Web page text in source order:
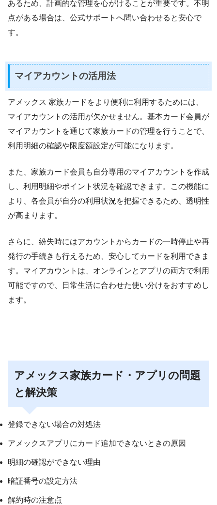
あるため、計画的な管理を心がけることが重要です。不明
点がある場合は、公式サポートへ問い合わせると安心で
す。
マイアカウントの活用法
アメックス 家族カードをより便利に利用するためには、
マイアカウントの活用が欠かせません。基本カード会員が
マイアカウントを通じて家族カードの管理を行うことで、
利用明細の確認や限度額設定が可能になります。
また、家族カード会員も自分専用のマイアカウントを作成
し、利用明細やポイント状況を確認できます。この機能に
より、各会員が自分の利用状況を把握できるため、透明性
が高まります。
さらに、紛失時にはアカウントからカードの一時停止や再
発行の手続きも行えるため、安心してカードを利用できま
す。マイアカウントは、オンラインとアプリの両方で利用
可能ですので、日常生活に合わせた使い分けをおすすめし
ます。
アメックス家族カード・アプリの問題
と解決策
登録できない場合の対処法
アメックスアプリにカード追加できないときの原因
明細の確認ができない理由
暗証番号の設定方法
解約時の注意点